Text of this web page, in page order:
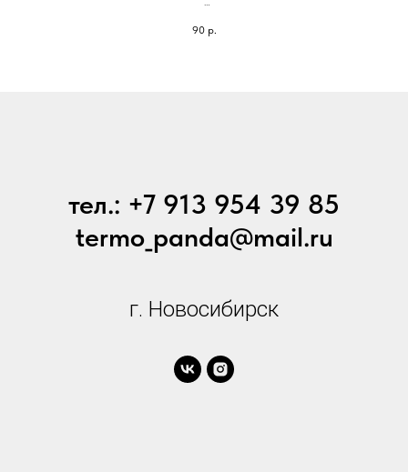
На паспорт 85*75мм - 60 руб
90 р.
тел.: +7 913 954 39 85
termo_panda@mail.ru
г. Новосибирск